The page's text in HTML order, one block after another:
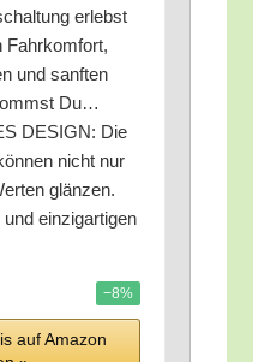
erlebst
Fahr­kom­fort,
und sanf­ten
Du…
DESIGN: Die
nicht nur
glän­zen.
ein­zig­ar­ti­gen
−8%
auf Ama­zon